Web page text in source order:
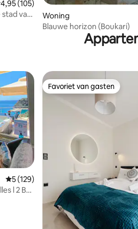
beoordeling van 4,95 op 5,
4,95 (105)
van
Woning
Blauwe horizon (Boukari)
Gemiddelde beoordeling van 5 op 5,
5 (129)
l 2 BR
Favoriet van gasten
Favoriet van gasten